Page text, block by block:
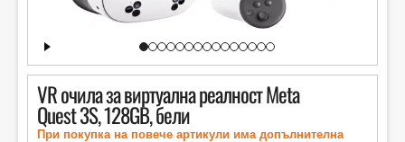
VR очила за виртуална реалност Meta
Quest 3S, 128GB, бели
При покупка на повече артикули има допълнителна